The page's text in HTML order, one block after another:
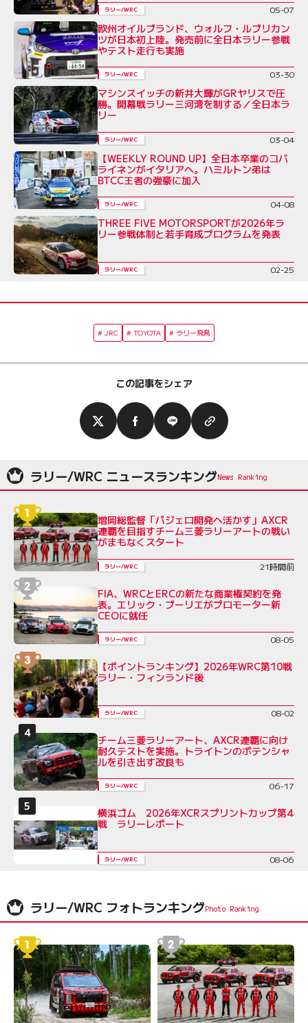
ラリー/WRC 05-07
欧州オイルブランド、ウォルフ・ルブリカン
ツが日本初上陸。発売前に全日本ラリー参戦
やテスト走行も実施
ラリー/WRC 03-30
マシンスイッチの新井大輝がGRヤリスで圧
勝。開幕戦ラリー三河湾を制する／全日本ラ
リー
ラリー/WRC 03-04
【WEEKLY ROUND UP】全日本卒業のコバ
ライネンがイタリアへ。ハミルトン弟は
BTCC王者の強豪に加入
ラリー/WRC 04-08
THREE FIVE MOTORSPORTが2026年ラ
リー参戦体制と若手育成プログラムを発表
ラリー/WRC 02-25
JRC TOYOTA ラリー飛鳥
この記事をシェア
ラリー/WRC ニュースランキング
増岡総監督「パジェロ開発へ活かす」AXCR
連覇を目指すチーム三菱ラリーアートの戦い
がまもなくスタート
ラリー/WRC 21時間前
FIA、WRCとERCの新たな商業権契約を発
表。エリック・ブーリエがプロモーター新
CEOに就任
ラリー/WRC 08-05
【ポイントランキング】2026年WRC第10戦
ラリー・フィンランド後
ラリー/WRC 08-02
チーム三菱ラリーアート、AXCR連覇に向け
耐久テストを実施。トライトンのポテンシャ
ルを引き出す改良も
ラリー/WRC 06-17
横浜ゴム 2026年XCRスプリントカップ第4
戦 ラリーレポート
ラリー/WRC 08-06
ラリー/WRC フォトランキング